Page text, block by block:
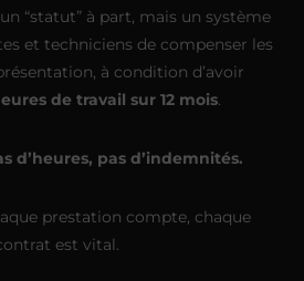
“statut” à part, mais un système
et techniciens de compenser les
à condition d’avoir
de travail sur 12 mois.
d’heures, pas d’indemnités.
prestation compte, chaque
est vital.